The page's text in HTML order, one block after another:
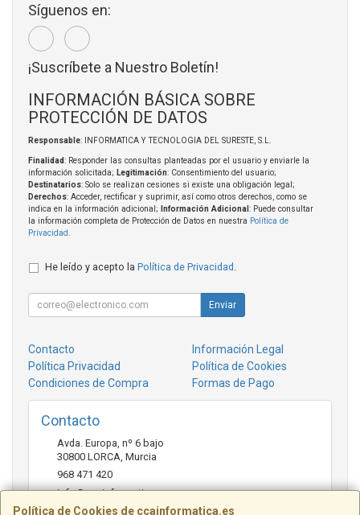
Política de Cookies de ccainformatica.es
Síguenos en:
¡Suscríbete a Nuestro Boletín!
INFORMACIÓN BÁSICA SOBRE
PROTECCIÓN DE DATOS
Responsable: INFORMATICA Y TECNOLOGIA DEL SURESTE, S.L.
Finalidad: Responder las consultas planteadas por el usuario y enviarle la
información solicitada; Legitimación: Consentimiento del usuario;
Destinatarios: Solo se realizan cesiones si existe una obligación legal;
Derechos: Acceder, rectificar y suprimir, así como otros derechos, como se
indica en la información adicional;
Información Adicional : Puede consultar
la información completa de Protección de Datos en nuestra Política de
Privacidad
He leído y acepto la Política de Privacidad
Enviar
Contacto
Información Legal
Política Privacidad
Política de Cookies
Condiciones de Compra
Formas de Pago
Contacto
Avda. Europa, nº 6 bajo
30800 LORCA Murcia
968 471 420
info@ccainformatica.es